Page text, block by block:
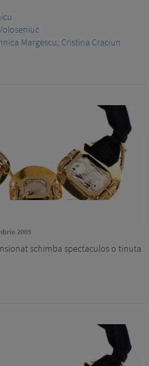
Margescu, Cristina Craciun
2009
schimba spectaculos o tinuta